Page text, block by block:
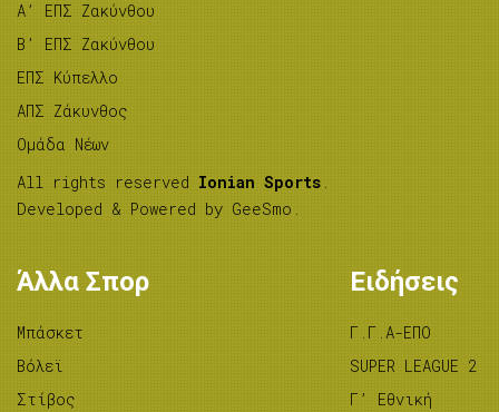
A’ ΕΠΣ Ζακύνθου
B’ ΕΠΣ Ζακύνθου
ΕΠΣ Κύπελλο
ΑΠΣ Ζάκυνθος
Ομάδα Νέων
All rights reserved Ionian Sports .
Developed & Powered by GeeSmo .
Άλλα Σπορ
Μπάσκετ
Βόλεϊ
Στίβος
Ειδήσεις
Γ.Γ.Α-ΕΠΟ
SUPER LEAGUE 2
Γ’ Εθνική